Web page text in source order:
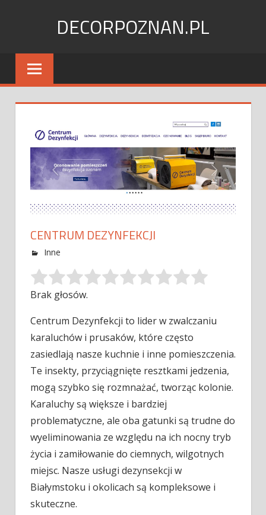
DECORPOZNAN.PL
CENTRUM DEZYNFEKCJI
Inne
Brak głosów.
Centrum Dezynfekcji to lider w zwalczaniu
karaluchów i prusaków, które często
zasiedlają nasze kuchnie i inne pomieszczenia.
Te insekty, przyciągnięte resztkami jedzenia,
mogą szybko się rozmnażać, tworząc kolonie.
Karaluchy są większe i bardziej
problematyczne, ale oba gatunki są trudne do
wyeliminowania ze względu na ich nocny tryb
życia i zamiłowanie do ciemnych, wilgotnych
miejsc. Nasze usługi dezynsekcji w
Białymstoku i okolicach są kompleksowe i
skuteczne.